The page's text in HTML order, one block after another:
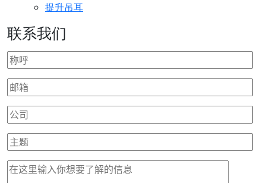
提升吊耳
联系我们